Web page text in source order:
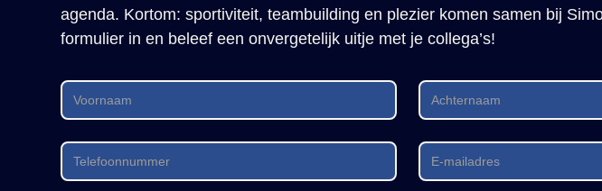
agenda. Kortom: sportiviteit, teambuilding en plezier komen samen bij
formulier in en beleef een onvergetelijk uitje met je collega’s!